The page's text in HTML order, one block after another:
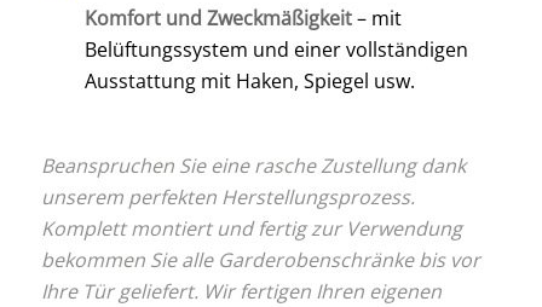
Komfort und Zweckmäßigkeit– mit
Belüftungssystem und einer vollständigen
Ausstattung mit Haken, Spiegel usw.
Beanspruchen Sie eine rasche Zustellung dank
unserem perfekten Herstellungsprozess.
Komplett montiert und fertig zur Verwendung
bekommen Sie alle Garderobenschränke bis vor
Ihre Tür geliefert. Wir fertigen Ihren eigenen